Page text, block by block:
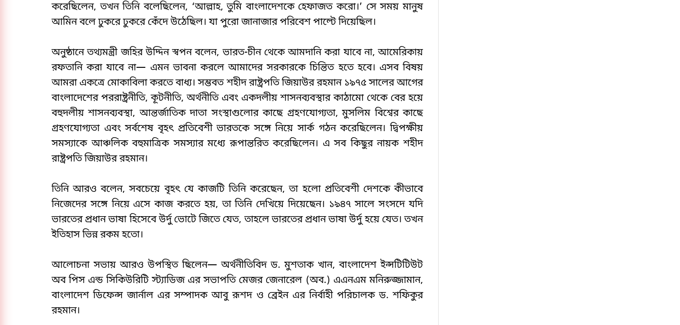
করেছিলেন, তখন তিনি বলেছিলেন, ‘আল্লাহ, তুমি বাংলাদেশকে হেফাজত করো।’ সে সময় মানুষ
আমিন বলে ঢুকরে ঢুকরে কেঁদে উঠেছিল। যা পুরো জানাজার পরিবেশ পাল্টে দিয়েছিল।
অনুষ্ঠানে তথ্যমন্ত্রী জহির উদ্দিন স্বপন বলেন, ভারত-চীন থেকে আমদানি করা যাবে না, আমেরিকায়
রফতানি করা যাবে না— এমন ভাবনা করলে আমাদের সরকারকে চিন্তিত হতে হবে। এসব বিষয়
আমরা একত্রে মোকাবিলা করতে বাধ্য। সম্ভবত শহীদ রাষ্ট্রপতি জিয়াউর রহমান ১৯৭৫ সালের আগের
বাংলাদেশের পররাষ্ট্রনীতি, কূটনীতি, অর্থনীতি এবং একদলীয় শাসনব্যবস্থার কাঠামো থেকে বের হয়ে
বহুদলীয় শাসনব্যবস্থা, আন্তর্জাতিক দাতা সংস্থাগুলোর কাছে গ্রহণযোগ্যতা, মুসলিম বিশ্বের কাছে
গ্রহণযোগ্যতা এবং সর্বশেষ বৃহৎ প্রতিবেশী ভারতকে সঙ্গে নিয়ে সার্ক গঠন করেছিলেন। দ্বিপক্ষীয়
সমস্যাকে আঞ্চলিক বহুমাত্রিক সমস্যার মধ্যে রূপান্তরিত করেছিলেন। এ সব কিছুর নায়ক শহীদ
রাষ্ট্রপতি জিয়াউর রহমান।
তিনি আরও বলেন, সবচেয়ে বৃহৎ যে কাজটি তিনি করেছেন, তা হলো প্রতিবেশী দেশকে কীভাবে
নিজেদের সঙ্গে নিয়ে এসে কাজ করতে হয়, তা তিনি দেখিয়ে দিয়েছেন। ১৯৪৭ সালে সংসদে যদি
ভারতের প্রধান ভাষা হিসেবে উর্দু ভোটে জিতে যেত, তাহলে ভারতের প্রধান ভাষা উর্দু হয়ে যেত। তখন
ইতিহাস ভিন্ন রকম হতো।
‎আলোচনা সভায় আরও উপস্থিত ছিলেন— অর্থনীতিবিদ ড. মুশতাক খান, বাংলাদেশ ইন্সটিটিউট
অব পিস এন্ড সিকিউরিটি স্ট্যাডিজ এর সভাপতি মেজর জেনারেল (অব.) এএনএম মনিরুজ্জামান,
বাংলাদেশ ডিফেন্স জার্নাল এর সম্পাদক আবু রূশদ ও ব্রেইন এর নির্বাহী পরিচালক ড. শফিকুর
রহমান।